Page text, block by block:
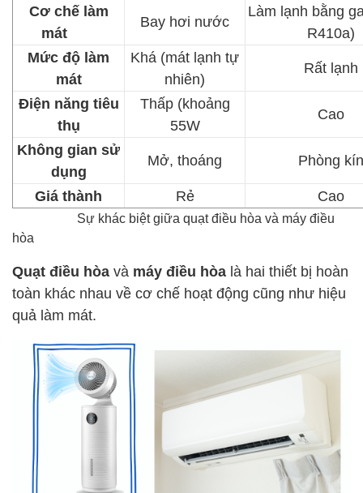
Cơ chế làm
mát
Bay hơi nước
Làm lạnh bằng
R410a)
Mức độ làm
mát
Khá (mát lạnh tự
nhiên)
Rất lạnh
Điện năng tiêu
thụ
Thấp (khoảng
55W
Cao
Không gian sử
dụng
Mở, thoáng
Phòng kín
Giá thành
Rẻ Cao
Sự khác biệt giữa quạt điều hòa và máy điều
hòa
Quạt điều hòa và máy điều hòa là hai thiết bị hoàn
toàn khác nhau về cơ chế hoạt động cũng như hiệu
quả làm mát.